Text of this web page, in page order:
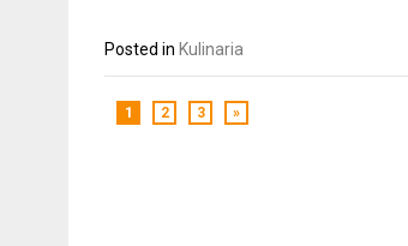
Posted in Kulinaria
1 2 3 »